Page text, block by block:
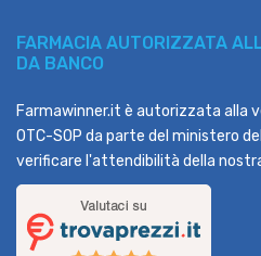
FARMACIA AUTORIZZATA
DA BANCO
Farmawinner.it è autorizzata alla
OTC-SOP da parte del ministero
verificare l'attendibilità della